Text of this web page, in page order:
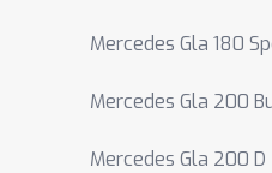
Mercedes Gla 180
Mercedes Gla 200
Mercedes Gla 200